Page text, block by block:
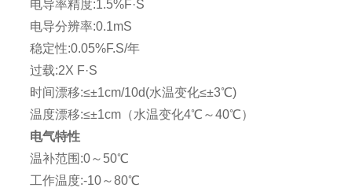
电导率精度:1.5%F·S
电导分辨率:0.1mS
稳定性:0.05%F.S/年
过载:2X F·S
时间漂移:≤±1cm/10d(水温变化≤±3℃)
温度漂移:≤±1cm（水温变化4℃～40℃）
电气特性
温补范围:0～50℃
工作温度:-10～80℃